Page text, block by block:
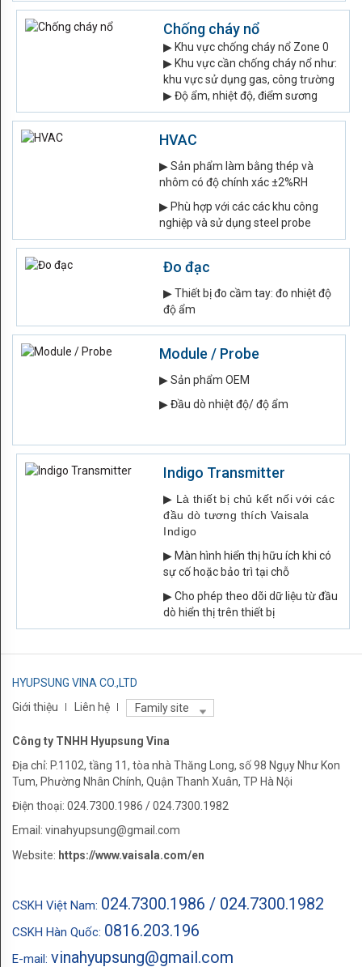
HỆ
HVAC
SCIENCE
AUTOMOTIVE
POWER
HVAC
Chống cháy nổ
▶ Khu vực chống cháy nổ Zone 0
▶ Khu vực cần chống cháy nổ như:
khu vực sử dụng gas, công trường
▶ Độ ẩm, nhiệt độ, điểm sương
HVAC
▶ Sản phẩm làm bằng thép và
nhôm có độ chính xác ±2%RH
▶ Phù hợp với các các khu công
nghiệp và sử dụng steel probe
Đo đạc
▶ Thiết bị đo cầm tay: đo nhiệt độ
độ ẩm
Module / Probe
▶ Sản phẩm OEM
▶ Đầu dò nhiệt độ/ độ ẩm
Indigo Transmitter
▶ Là thiết bị chủ kết nối với các
đầu dò tương thích Vaisala
Indigo
▶ Màn hình hiển thị hữu ích khi có
sự cố hoặc bảo trì tại chỗ
▶ Cho phép theo dõi dữ liệu từ đầu
dò hiển thị trên thiết bị
HYUPSUNG VINA CO.,LTD
Giới thiệu
Liên hệ Family site
Công ty TNHH Hyupsung Vina
Địa chỉ: P.1102, tầng 11, tòa nhà Thăng Long, số 98 Ngụy Như Kon
Tum, Phường Nhân Chính, Quận Thanh Xuân, TP Hà Nội
Điện thoại: 024.7300.1986 / 024.7300.1982
Email: vinahyupsung@gmail.com
Website: https://www.vaisala.com/en
CSKH Việt Nam: 024.7300.1986 / 024.7300.1982
CSKH Hàn Quốc: 0816.203.196
E-mail: vinahyupsung@gmail.com